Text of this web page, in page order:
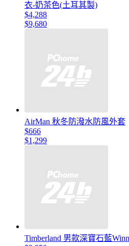
衣-奶茶色(土耳其製)
$4,288
$9,680
AirMan 秋冬防潑水防風外套
$666
$1,299
Timberland 男款深寶石藍